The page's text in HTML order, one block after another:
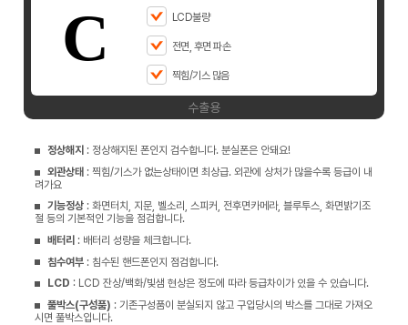
C LCD불량
전면, 후면 파손
찍힘/기스 많음
수출용
정상해지 : 정상해지된 폰인지 검수합니다. 분실폰은 안돼요!
외관상태 : 찍힘/기스가 없는상태이면 최상급. 외관에 상처가 많을수록 등급이 내
려가요
기능정상 : 화면터치, 지문, 벨소리, 스피커, 전후면카메라, 블루투스, 화면밝기조
절 등의 기본적인 기능을 점검합니다.
배터리 : 배터리 성량을 체크합니다.
침수여부 : 침수된 핸드폰인지 점검합니다.
LCD : LCD 잔상/백화/빛샘 현상은 정도에 따라 등급차이가 있을 수 있습니다.
풀박스(구성품) : 기존구성품이 분실되지 않고 구입당시의 박스를 그대로 가져오
시면 풀박스입니다.